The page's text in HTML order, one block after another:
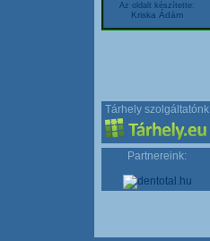
Az oldalt készítette:
Kriska Ádám
Tárhely szolgáltatónk
Partnereink: